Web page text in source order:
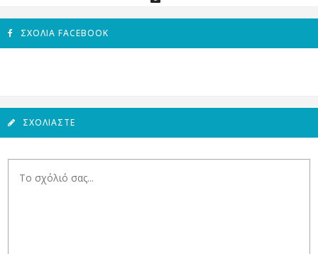
ΣΧΌΛΙΑ FACEBOOK
ΣΧΟΛΙΆΣΤΕ